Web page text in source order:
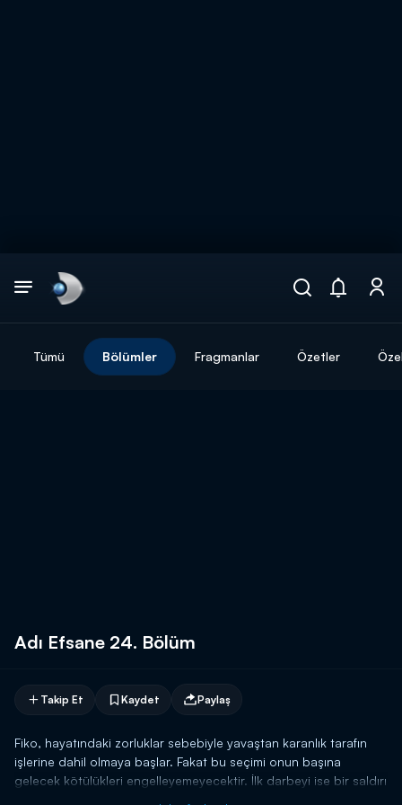
Tümü Bölümler Fragmanlar Özetler
Adı Efsane 24. Bölüm
Takip Et Kaydet Paylaş
Fiko, hayatındaki zorluklar sebebiyle yavaştan karanlık tarafın
işlerine dahil olmaya başlar. Fakat bu seçimi onun başına
gelecek kötülükleri engelleyemeyecektir. İlk darbeyi ise bir saldırı